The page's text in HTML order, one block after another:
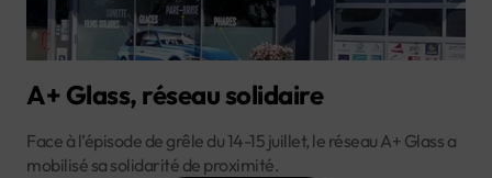
A+ Glass, réseau solidaire
Face à l’épisode de grêle du 14-15 juillet, le réseau A+ Glass a
mobilisé sa solidarité de proximité.